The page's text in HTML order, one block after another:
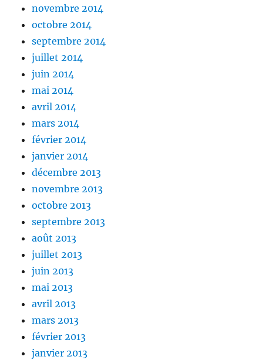
novembre 2014
octobre 2014
septembre 2014
juillet 2014
juin 2014
mai 2014
avril 2014
mars 2014
février 2014
janvier 2014
décembre 2013
novembre 2013
octobre 2013
septembre 2013
août 2013
juillet 2013
juin 2013
mai 2013
avril 2013
mars 2013
février 2013
janvier 2013